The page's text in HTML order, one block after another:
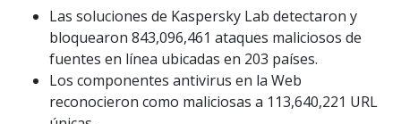
Las soluciones de Kaspersky Lab detectaron y
bloquearon 843,096,461 ataques maliciosos de
fuentes en línea ubicadas en 203 países.
Los componentes antivirus en la Web
reconocieron como maliciosas a 113,640,221 URL